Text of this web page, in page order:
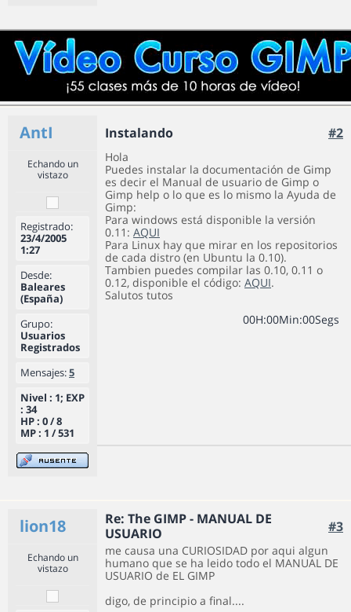
AntI Instalando #2
Echando un
vistazo
Registrado:
23/4/2005
1:27
Desde:
Baleares
(España)
Grupo:
Usuarios
Registrados
Mensajes:5
Nivel : 1; EXP
: 34
HP : 0 / 8
MP : 1 / 531
Hola
Puedes instalar la documentación de Gimp
es decir el Manual de usuario de Gimp o
Gimp help o lo que es lo mismo la Ayuda de
Gimp:
Para windows está disponible la versión
0.11: AQUI
Para Linux hay que mirar en los repositorios
de cada distro (en Ubuntu la 0.10).
Tambien puedes compilar las 0.10, 0.11 o
0.12, disponible el código: AQUI.
Salutos tutos
00H:00Min:00Segs
lion18
Re: The GIMP - MANUAL DE
USUARIO
#3
Echando un
vistazo
me causa una CURIOSIDAD por aqui algun
humano que se ha leido todo el MANUAL DE
USUARIO de EL GIMP
digo, de principio a final....